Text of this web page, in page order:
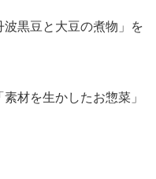
黒豆と大豆の煮物」を
材を生かしたお惣菜」